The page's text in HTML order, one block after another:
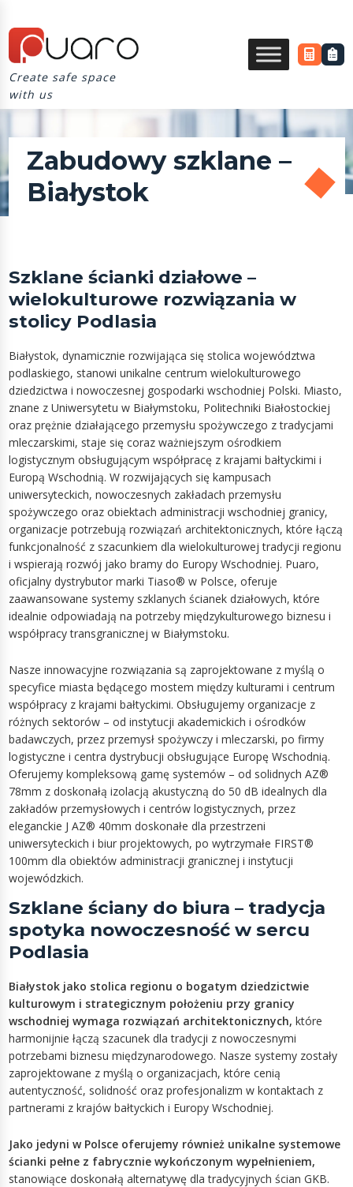
Create safe space
with us
Zabudowy szklane –
Białystok
Szklane ścianki działowe –
wielokulturowe rozwiązania w
stolicy Podlasia
Białystok, dynamicznie rozwijająca się stolica województwa
podlaskiego, stanowi unikalne centrum wielokulturowego
dziedzictwa i nowoczesnej gospodarki wschodniej Polski. Miasto,
znane z Uniwersytetu w Białymstoku, Politechniki Białostockiej
oraz prężnie działającego przemysłu spożywczego z tradycjami
mleczarskimi, staje się coraz ważniejszym ośrodkiem
logistycznym obsługującym współpracę z krajami bałtyckimi i
Europą Wschodnią. W rozwijających się kampusach
uniwersyteckich, nowoczesnych zakładach przemysłu
spożywczego oraz obiektach administracji wschodniej granicy,
organizacje potrzebują rozwiązań architektonicznych, które łączą
funkcjonalność z szacunkiem dla wielokulturowej tradycji regionu
i wspierają rozwój jako bramy do Europy Wschodniej. Puaro,
oficjalny dystrybutor marki Tiaso® w Polsce, oferuje
zaawansowane systemy szklanych ścianek działowych, które
idealnie odpowiadają na potrzeby międzykulturowego biznesu i
współpracy transgranicznej w Białymstoku.
Nasze innowacyjne rozwiązania są zaprojektowane z myślą o
specyfice miasta będącego mostem między kulturami i centrum
współpracy z krajami bałtyckimi. Obsługujemy organizacje z
różnych sektorów – od instytucji akademickich i ośrodków
badawczych, przez przemysł spożywczy i mleczarski, po firmy
logistyczne i centra dystrybucji obsługujące Europę Wschodnią.
Oferujemy kompleksową gamę systemów – od solidnych AZ®
78mm z doskonałą izolacją akustyczną do 50 dB idealnych dla
zakładów przemysłowych i centrów logistycznych, przez
eleganckie J AZ® 40mm doskonałe dla przestrzeni
uniwersyteckich i biur projektowych, po wytrzymałe FIRST®
100mm dla obiektów administracji granicznej i instytucji
wojewódzkich.
Szklane ściany do biura – tradycja
spotyka nowoczesność w sercu
Podlasia
Białystok jako stolica regionu o bogatym dziedzictwie
kulturowym i strategicznym położeniu przy granicy
wschodniej wymaga rozwiązań architektonicznych, które
harmonijnie łączą szacunek dla tradycji z nowoczesnymi
potrzebami biznesu międzynarodowego. Nasze systemy zostały
zaprojektowane z myślą o organizacjach, które cenią
autentyczność, solidność oraz profesjonalizm w kontaktach z
partnerami z krajów bałtyckich i Europy Wschodniej.
Jako jedyni w Polsce oferujemy również unikalne systemowe
ścianki pełne z fabrycznie wykończonym wypełnieniem,
stanowiące doskonałą alternatywę dla tradycyjnych ścian GKB.